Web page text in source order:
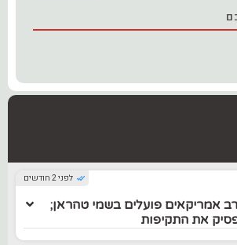
לפני 2 חודשים
אמריקאים פועלים בשמי טהראן;
את התקיפות